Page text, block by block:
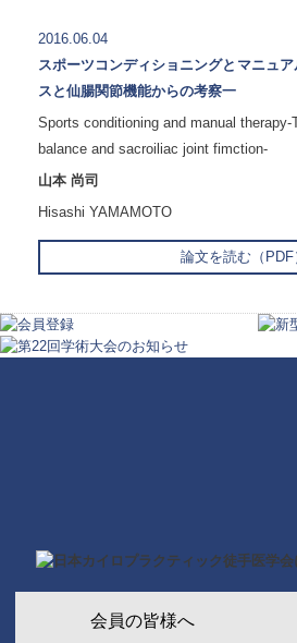
2016.06.04
スポーツコンディショニングとマニュ
スと仙腸関節機能からの考察一
Sports conditioning and manual
balance and sacroiliac joint fimction-
山本 尚司
Hisashi YAMAMOTO
論文を読む（PDF
会員の皆様へ